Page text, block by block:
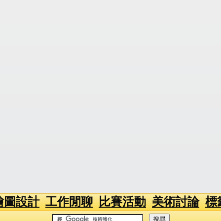
圖設計 工作閒聊 比賽活動 美術討論 標